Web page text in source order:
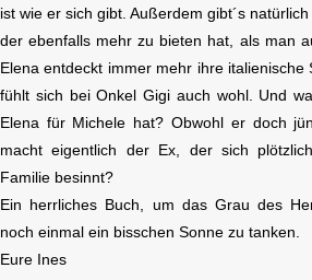
ist wie er sich gibt. Außerdem gibt´s
der ebenfalls mehr zu bieten hat, als man
Elena entdeckt immer mehr ihre italienische
fühlt sich bei Onkel Gigi auch wohl. Und
Elena für Michele hat? Obwohl er doch
macht eigentlich der Ex, der sich
Familie besinnt?
Ein herrliches Buch, um das Grau des
noch einmal ein bisschen Sonne zu tanken.
Eure Ines